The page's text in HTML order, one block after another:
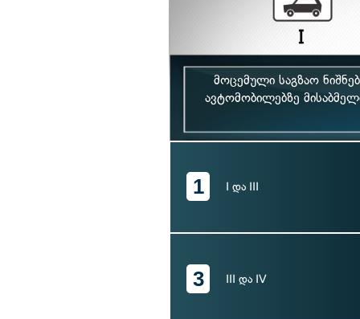
მოცემული საგზაო
ავტომობილებზე
1 I და III
3 III და IV